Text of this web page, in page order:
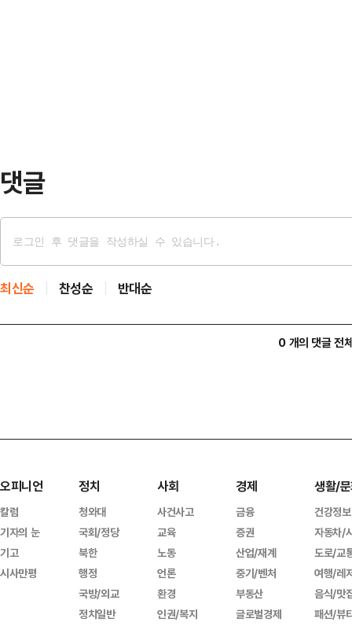
댓글
최신순 찬성순 반대순
0 개의 댓글 전
오피니언
칼럼
기자의 눈
기고
시사만평
정치
청와대
국회/정당
북한
행정
국방/외교
정치일반
사회
사건사고
교육
노동
언론
환경
인권/복지
경제
금융
증권
산업/재계
중기/벤처
부동산
글로벌경제
생활/
건강정보
자동차/
도로/교
여행/레
음식/맛
패션/뷰